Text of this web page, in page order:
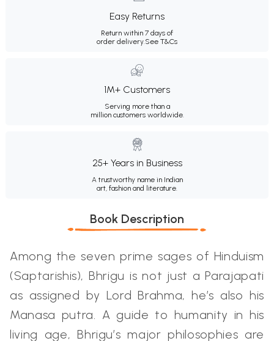
Easy Returns
Return within 7 days of
order delivery.See T&Cs
1M+ Customers
Serving more than a
million customers worldwide.
25+ Years in Business
A trustworthy name in Indian
art, fashion and literature.
Book Description
Among the seven prime sages of Hinduism
(Saptarishis), Bhrigu is not just a Parajapati
as assigned by Lord Brahma, he’s also his
Manasa putra. A guide to humanity in his
living age, Bhrigu’s major philosophies are